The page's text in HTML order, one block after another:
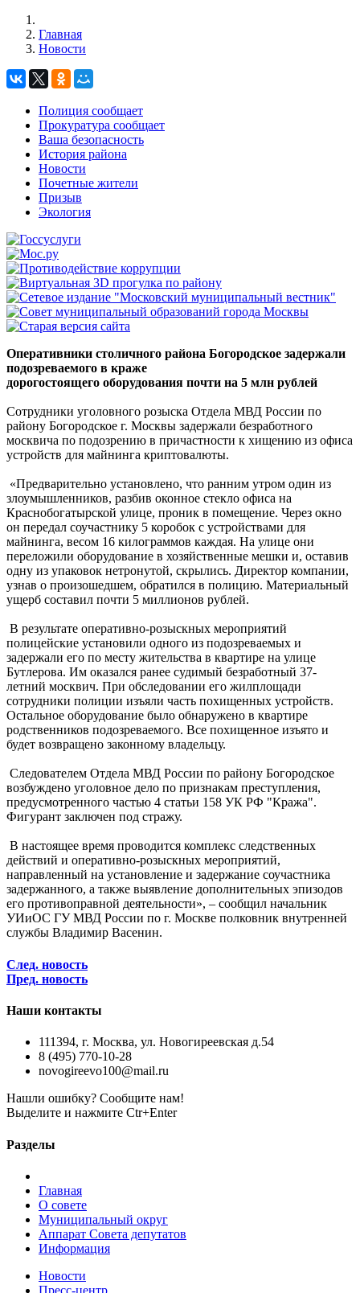
Главная
Новости
Полиция сообщает
Прокуратура сообщает
Ваша безопасность
История района
Новости
Почетные жители
Призыв
Экология
Оперативники столичного района Богородское задержали
подозреваемого в краже
дорогостоящего оборудования почти на 5 млн рублей
Сотрудники уголовного розыска Отдела МВД России по
району Богородское г. Москвы задержали безработного
москвича по подозрению в причастности к хищению из офиса
устройств для майнинга криптовалюты.
«Предварительно установлено, что ранним утром один из
злоумышленников, разбив оконное стекло офиса на
Краснобогатырской улице, проник в помещение. Через окно
он передал соучастнику 5 коробок с устройствами для
майнинга, весом 16 килограммов каждая. На улице они
переложили оборудование в хозяйственные мешки и, оставив
одну из упаковок нетронутой, скрылись. Директор компании,
узнав о произошедшем, обратился в полицию. Материальный
ущерб составил почти 5 миллионов рублей.
В результате оперативно-розыскных мероприятий
полицейские установили одного из подозреваемых и
задержали его по месту жительства в квартире на улице
Бутлерова. Им оказался ранее судимый безработный 37-
летний москвич. При обследовании его жилплощади
сотрудники полиции изъяли часть похищенных устройств.
Остальное оборудование было обнаружено в квартире
родственников подозреваемого. Все похищенное изъято и
будет возвращено законному владельцу.
Следователем Отдела МВД России по району Богородское
возбуждено уголовное дело по признакам преступления,
предусмотренного частью 4 статьи 158 УК РФ "Кража".
Фигурант заключен под стражу.
В настоящее время проводится комплекс следственных
действий и оперативно-розыскных мероприятий,
направленный на установление и задержание соучастника
задержанного, а также выявление дополнительных эпизодов
его противоправной деятельности», – сообщил начальник
УИиОС ГУ МВД России по г. Москве полковник внутренней
службы Владимир Васенин.
След. новость
Пред. новость
Наши контакты
111394, г. Москва, ул. Новогиреевская д.54
8 (495) 770-10-28
novogireevo100@mail.ru
Нашли ошибку? Сообщите нам!
Выделите и нажмите Ctr+Enter
Разделы
Главная
О совете
Муниципальный округ
Аппарат Совета депутатов
Информация
Новости
Пресс-центр